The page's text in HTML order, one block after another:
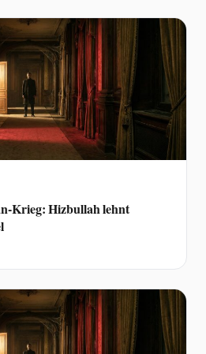
Krieg: Hizbullah lehnt